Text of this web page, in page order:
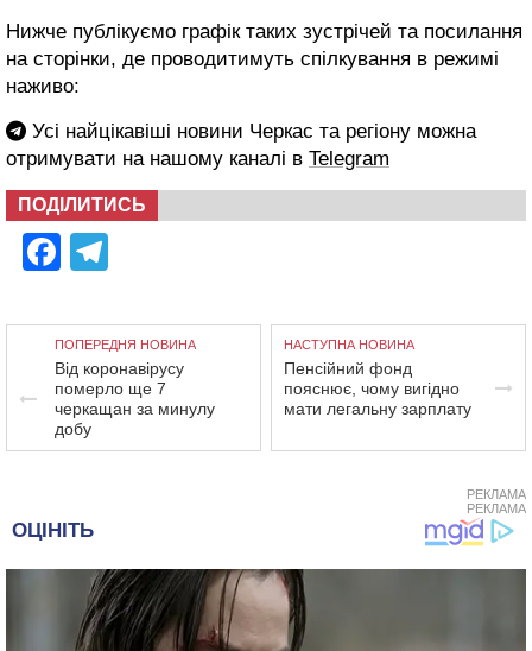
Нижче публікуємо графік таких зустрічей та посилання
на сторінки, де проводитимуть спілкування в режимі
наживо:
Усі найцікавіші новини Черкас та регіону можна
отримувати на нашому каналі в Telegram
ПОДІЛИТИСЬ
Facebook
ПОПЕРЕДНЯ НОВИНА
Від коронавірусу
померло ще 7
черкащан за минулу
добу
НАСТУПНА НОВИНА
Пенсійний фонд
пояснює, чому вигідно
мати легальну зарплату
РЕКЛАМА
РЕКЛАМА